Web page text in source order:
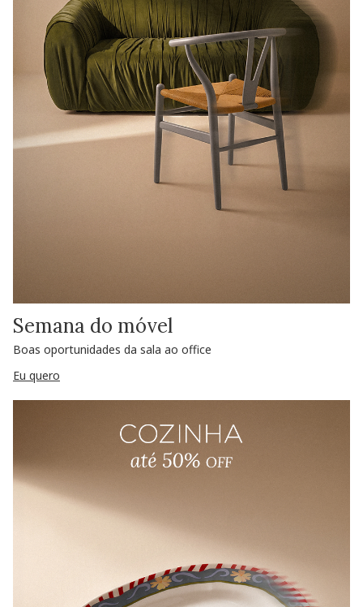
Semana do móvel
Boas oportunidades da sala ao office
Eu quero